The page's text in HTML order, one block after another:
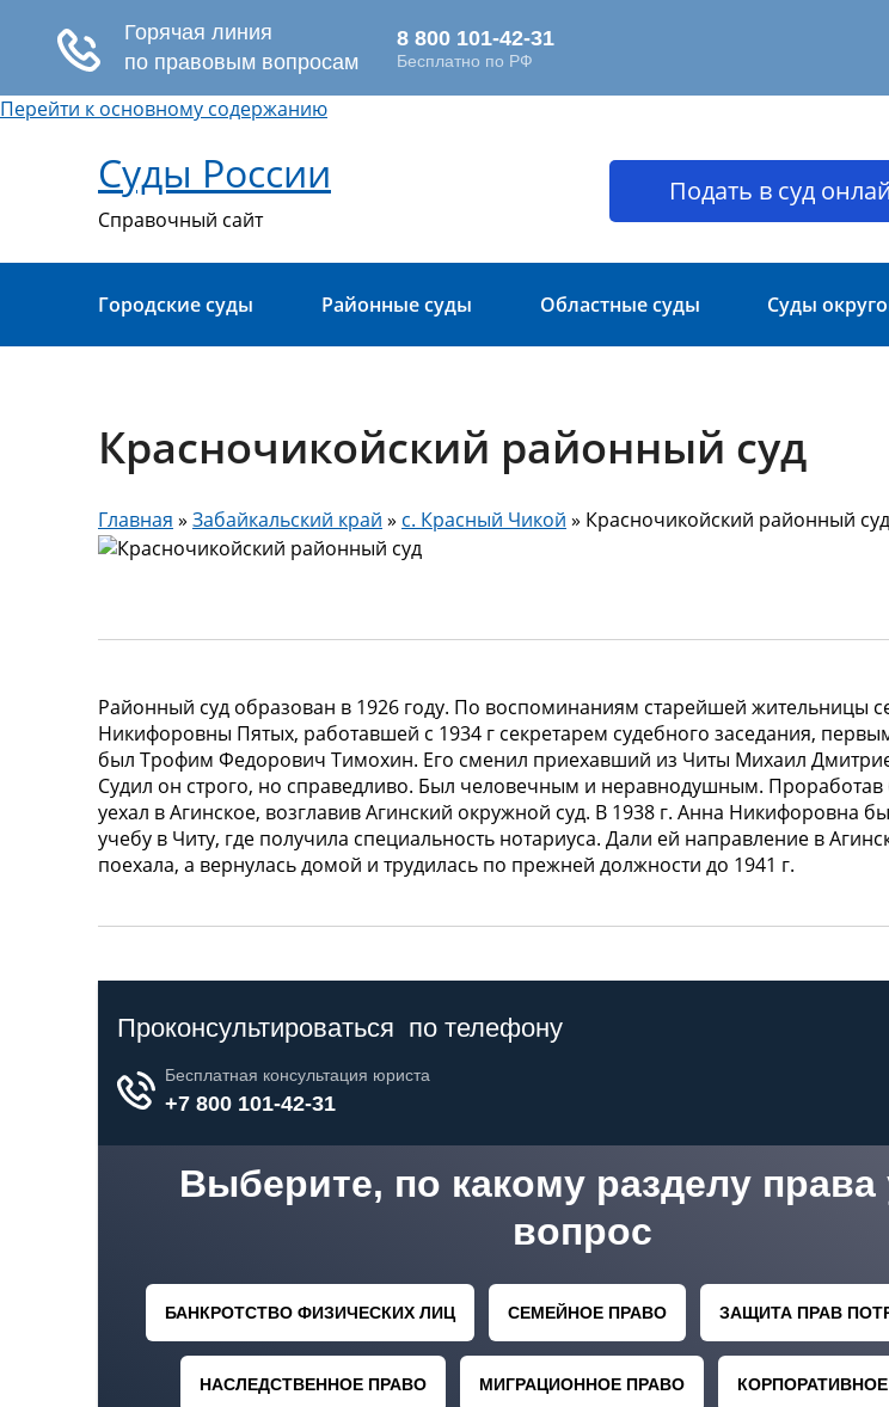
Перейти к основному содержанию
Суды России
Справочный сайт
Подать в суд
Городские суды Районные суды Областные суды Суды
Красночикойский районный суд
Главная » Забайкальский край » с. Красный Чикой » Красночикойский районный суд
Районный суд образован в 1926 году. По воспоминаниям старейшей жительницы
Никифоровны Пятых, работавшей с 1934 г секретарем судебного заседания,
был Трофим Федорович Тимохин. Его сменил приехавший из Читы Михаил
Судил он строго, но справедливо. Был человечным и неравнодушным. Проработав
уехал в Агинское, возглавив Агинский окружной суд. В 1938 г. Анна Никифоровна
учебу в Читу, где получила специальность нотариуса. Дали ей направление в
поехала, а вернулась домой и трудилась по прежней должности до 1941 г.